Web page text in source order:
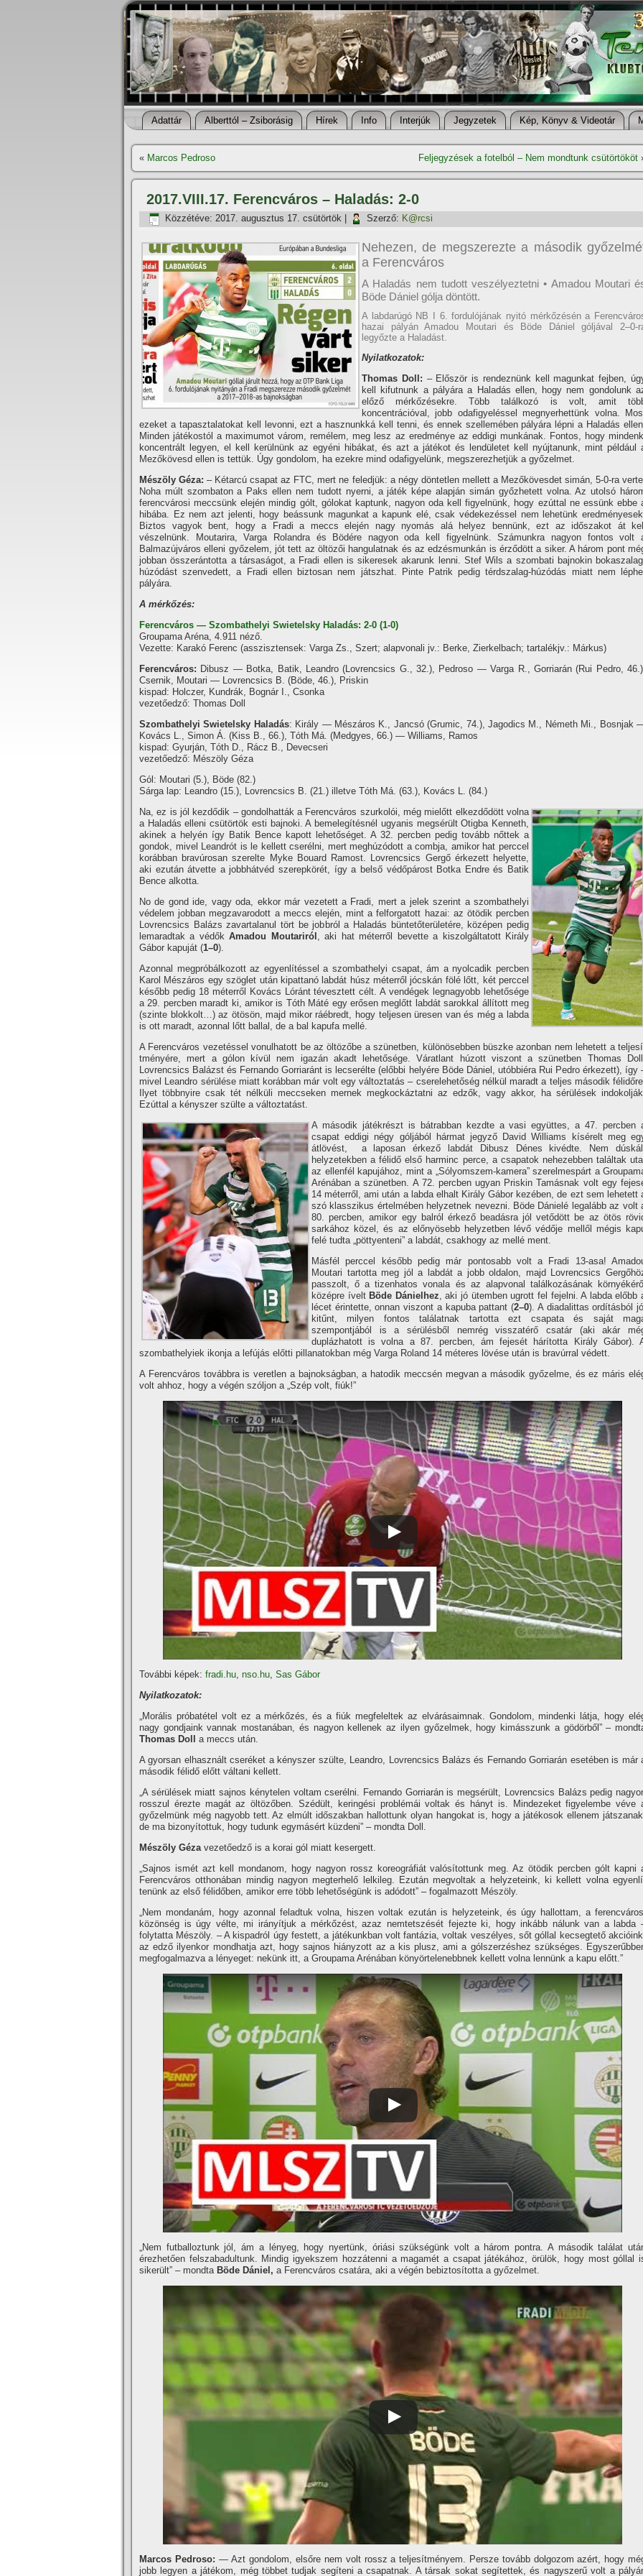
Adattár Alberttól – Zsiborásig Hí­rek Info Interjúk Jegyzetek Kép, Könyv & Videotár
« Marcos Pedroso Feljegyzések a fotelból – Nem mondtunk csütörtököt
2017.VIII.17. Ferencváros – Haladás: 2-0
Közzétéve: 2017. augusztus 17. csütörtök Szerző: K@rcsi
Nehezen, de megszerezte a második
a Ferencváros
A Haladás nem tudott veszélyeztetni • Amadou Moutari
Böde Dániel gólja döntött.
A labdarúgó NB I 6. fordulójának nyitó mérkőzésén a
hazai pályán Amadou Moutari és Böde Dániel góljával 2–0-
legyőzte a Haladást.
Nyilatkozatok:
Thomas Doll : – Először is rendeznünk kell magunkat fejben,
kell kifutnunk a pályára a Haladás ellen, hogy nem gondolunk
előző mérkőzésekre. Több találkozó is volt, amit
koncentrációval, jobb odafigyeléssel megnyerhettünk volna.
ezeket a tapasztalatokat kell levonni, ezt a hasznunkká kell tenni, és ennek szellemében pályára lépni a Haladás
Minden játékostól a maximumot várom, remélem, meg lesz az eredménye az eddigi munkának. Fontos, hogy
koncentrált legyen, el kell kerülnünk az egyéni hibákat, és azt a játékot és lendületet kell nyújtanunk, mint például
Mezőkövesd ellen is tettük. Úgy gondolom, ha ezekre mind odafigyelünk, megszerezhetjük a győzelmet.
Mészöly Géza: – Kétarcú csapat az FTC, mert ne feledjük: a négy döntetlen mellett a Mezőkövesdet simán, 5-0-ra
Noha múlt szombaton a Paks ellen nem tudott nyerni, a játék képe alapján simán győzhetett volna. Az utolsó
ferencvárosi meccsünk elején mindig gólt, gólokat kaptunk, nagyon oda kell figyelnünk, hogy ezúttal ne essünk ebbe
hibába. Ez nem azt jelenti, hogy beássunk magunkat a kapunk elé, csak védekezéssel nem lehetünk
Biztos vagyok bent, hogy a Fradi a meccs elején nagy nyomás alá helyez bennünk, ezt az időszakot át kell
vészelnünk. Moutarira, Varga Rolandra és Bödére nagyon oda kell figyelnünk. Számunkra nagyon fontos volt
Balmazújváros elleni győzelem, jót tett az öltözői hangulatnak és az edzésmunkán is érződött a siker. A három pont
jobban összerántotta a társaságot, a Fradi ellen is sikeresek akarunk lenni. Stef Wils a szombati bajnokin
húzódást szenvedett, a Fradi ellen biztosan nem játszhat. Pinte Patrik pedig térdszalag-húzódás miatt nem
pályára.
A mérkőzés:
Ferencváros — Szombathelyi Swietelsky Haladás: 2-0 (1-0)
Groupama Aréna, 4.911 néző.
Vezette: Karakó Ferenc (asszisztensek: Varga Zs., Szert; alapvonali jv.: Berke, Zierkelbach; tartalékjv.: Márkus)
Ferencváros: Dibusz — Botka, Batik, Leandro (Lovrencsics G., 32.), Pedroso — Varga R., Gorriarán (Rui Pedro,
Csernik, Moutari — Lovrencsics B. (Böde, 46.), Priskin
kispad: Holczer, Kundrák, Bognár I., Csonka
vezetőedző: Thomas Doll
Szombathelyi Swietelsky Haladás: Király — Mészáros K., Jancsó (Grumic, 74.), Jagodics M., Németh Mi., Bosnjak
Kovács L., Simon Á. (Kiss B., 66.), Tóth Má. (Medgyes, 66.) — Williams, Ramos
kispad: Gyurján, Tóth D., Rácz B., Devecseri
vezetőedző: Mészöly Géza
Gól: Moutari (5.), Böde (82.)
Sárga lap: Leandro (15.), Lovrencsics B. (21.) illetve Tóth Má. (63.), Kovács L. (84.)
Na, ez is jól kezdődik – gondolhatták a Ferencváros szurkolói, még mielőtt elkezdődött volna
a Haladás elleni csütörtök esti bajnoki. A bemelegí­tésnél ugyanis megsérült Otigba Kenneth,
akinek a helyén í­gy Batik Bence kapott lehetőséget. A 32. percben pedig tovább nőttek a
gondok, mivel Leandrót is le kellett cserélni, mert meghúzódott a combja, amikor hat perccel
korábban bravúrosan szerelte Myke Bouard Ramost. Lovrencsics Gergő érkezett helyette,
aki ezután átvette a jobbhátvéd szerepkörét, í­gy a belső védőpárost Botka Endre és Batik
Bence alkotta.
No de gond ide, vagy oda, ekkor már vezetett a Fradi, mert a jelek szerint a szombathelyi
védelem jobban megzavarodott a meccs elején, mint a felforgatott hazai: az ötödik percben
Lovrencsics Balázs zavartalanul tört be jobbról a Haladás büntetőterületére, középen pedig
lemaradtak a védőkAmadou Moutariról , aki hat méterről bevette a kiszolgáltatott Király
Gábor kapuját (1–0).
Azonnal megpróbálkozott az egyenlí­téssel a szombathelyi csapat, ám a nyolcadik percben
Karol Mészáros egy szöglet után kipattanó labdát húsz méterről jócskán fölé lőtt, két perccel
később pedig 18 méterről Kovács Lóránt tévesztett célt. A vendégek legnagyobb lehetősége
a 29. percben maradt ki, amikor is Tóth Máté egy erősen meglőtt labdát sarokkal állí­tott meg
(szinte blokkolt…) az ötösön, majd mikor ráébredt, hogy teljesen üresen van és még a labda
is ott maradt, azonnal lőtt ballal, de a bal kapufa mellé.
A Ferencváros vezetéssel vonulhatott be az öltözőbe a szünetben, különösebben büszke azonban nem lehetett a
tményére, mert a gólon kí­vül nem igazán akadt lehetősége. Váratlant húzott viszont a szünetben Thomas
Lovrencsics Balázst és Fernando Gorriaránt is lecserélte (előbbi helyére Böde Dániel, utóbbiéra Rui Pedro érkezett), í­gy
mivel Leandro sérülése miatt korábban már volt egy változtatás – cserelehetőség nélkül maradt a teljes második
Ilyet többnyire csak tét nélküli meccseken mernek megkockáztatni az edzők, vagy akkor, ha sérülések
Ezúttal a kényszer szülte a változtatást.
A második játékrészt is bátrabban kezdte a vasi együttes, a 47. percben
csapat eddigi négy góljából hármat jegyző David Williams kí­sérelt meg
átlövést, a laposan érkező labdát Dibusz Dénes kivédte. Nem
helyzetekben a félidő első harminc perce, a csapatok nehezebben találtak
az ellenfél kapujához, mint a „Sólyomszem-kamera” szerelmespárt a
Arénában a szünetben. A 72. percben ugyan Priskin Tamásnak volt egy
14 méterről, ami után a labda elhalt Király Gábor kezében, de ezt sem lehetett
szó klasszikus értelmében helyzetnek nevezni. Böde Dánielé legalább az volt
80. percben, amikor egy balról érkező beadásra jól vetődött be az ötös
sarkához közel, és az előnyösebb helyzetben lévő védője mellől mégis
felé tudta „pöttyenteni” a labdát, csakhogy az mellé ment.
Másfél perccel később pedig már pontosabb volt a Fradi 13-asa!
Moutari tartotta meg jól a labdát a jobb oldalon, majd Lovrencsics
passzolt, ő a tizenhatos vonala és az alapvonal találkozásának környékéről
középre í­velt Böde Dánielhez, aki jó ütemben ugrott fel fejelni. A labda előbb
lécet érintette, onnan viszont a kapuba pattant (2–0). A diadalittas ordí­tásból jól
kitűnt, milyen fontos találatnak tartotta ezt csapata és saját
szempontjából is a sérülésből nemrég visszatérő csatár (aki akár
duplázhatott is volna a 87. percben, ám fejesét hárí­totta Király Gábor).
szombathelyiek ikonja a lefújás előtti pillanatokban még Varga Roland 14 méteres lövése után is bravúrral védett.
A Ferencváros továbbra is veretlen a bajnokságban, a hatodik meccsén megvan a második győzelme, és ez máris
volt ahhoz, hogy a végén szóljon a „Szép volt, fiúk!”
További képek: fradi.hu, nso.hu, Sas Gábor
Nyilatkozatok:
„Morális próbatétel volt ez a mérkőzés, és a fiúk megfeleltek az elvárásaimnak. Gondolom, mindenki látja, hogy
nagy gondjaink vannak mostanában, és nagyon kellenek az ilyen győzelmek, hogy kimásszunk a gödörből” –
Thomas Doll a meccs után.
A gyorsan elhasznált cseréket a kényszer szülte, Leandro, Lovrencsics Balázs és Fernando Gorriarán esetében is már
második félidő előtt váltani kellett.
„A sérülések miatt sajnos kénytelen voltam cserélni. Fernando Gorriarán is megsérült, Lovrencsics Balázs pedig
rosszul érezte magát az öltözőben. Szédült, keringési problémái voltak és hányt is. Mindezeket figyelembe véve
győzelmünk még nagyobb tett. Az elmúlt időszakban hallottunk olyan hangokat is, hogy a játékosok ellenem
de ma bizonyí­tottuk, hogy tudunk egymásért küzdeni” – mondta Doll.
Mészöly Géza vezetőedző is a korai gól miatt kesergett.
„Sajnos ismét azt kell mondanom, hogy nagyon rossz koreográfiát valósí­tottunk meg. Az ötödik percben gólt kapni
Ferencváros otthonában mindig nagyon megterhelő lelkileg. Ezután megvoltak a helyzeteink, ki kellett volna
tenünk az első félidőben, amikor erre több lehetőségünk is adódott” – fogalmazott Mészöly.
„Nem mondanám, hogy azonnal feladtuk volna, hiszen voltak ezután is helyzeteink, és úgy hallottam, a
közönség is úgy vélte, mi irányí­tjuk a mérkőzést, azaz nemtetszését fejezte ki, hogy inkább nálunk van a labda
folytatta Mészöly. – A kispadról úgy festett, a játékunkban volt fantázia, voltak veszélyes, sőt góllal kecsegtető
az edző ilyenkor mondhatja azt, hogy sajnos hiányzott az a kis plusz, ami a gólszerzéshez szükséges.
megfogalmazva a lényeget: nekünk itt, a Groupama Arénában könyörtelenebbnek kellett volna lennünk a kapu előtt.”
„Nem futballoztunk jól, ám a lényeg, hogy nyertünk, óriási szükségünk volt a három pontra. A második találat
érezhetően felszabadultunk. Mindig igyekszem hozzátenni a magamét a csapat játékához, örülök, hogy most góllal
sikerült” – mondta Böde Dániel, a Ferencváros csatára, aki a végén bebiztosí­totta a győzelmet.
Marcos Pedroso: — Azt gondolom, elsőre nem volt rossz a teljesí­tményem. Persze tovább dolgozom azért, hogy
jobb legyen a játékom, még többet tudjak segí­teni a csapatnak. A társak sokat segí­tettek, és nagyszerű volt a